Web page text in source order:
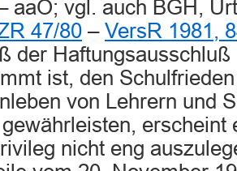
aaO; vgl. auch BGH,
ZR 47/80 – VersR 1981,
der
ist, den
von Lehrern und
erscheint
nicht eng